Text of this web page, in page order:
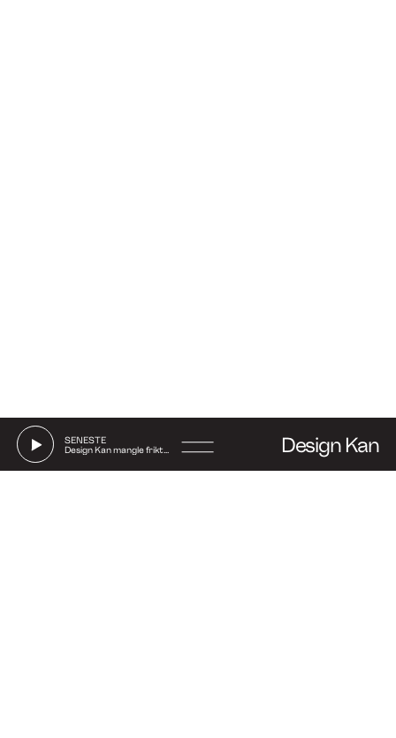
SENESTE
Design Kan mangle friktion
Design Kan